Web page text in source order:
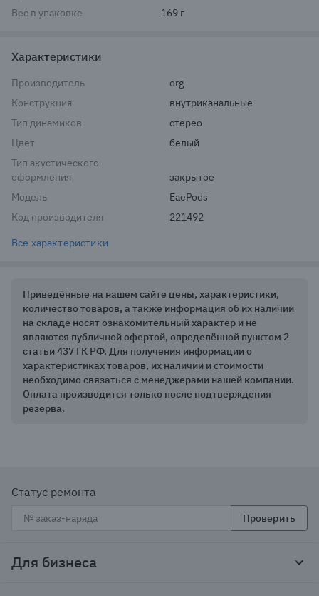
Вес в упаковке
169 г
Характеристики
Производитель
org
Конструкция
внутриканальные
Тип динамиков
стерео
Цвет
белый
Тип акустического
оформления
закрытое
Модель
EaePods
Код производителя
221492
Все характеристики
Приведённые на нашем сайте цены, характеристики,
количество товаров, а также информация об их наличии
на складе носят ознакомительный характер и не
являются публичной офертой, определённой пунктом 2
статьи 437 ГК РФ. Для получения информации о
характеристиках товаров, их наличии и стоимости
необходимо связаться с менеджерами нашей компании.
Оплата производится только после подтверждения
резерва.
Статус ремонта
Проверить
Для бизнеса